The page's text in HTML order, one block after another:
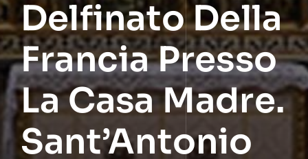
Delfinato Della
Francia Presso
La Casa Madre.
Sant’Antonio